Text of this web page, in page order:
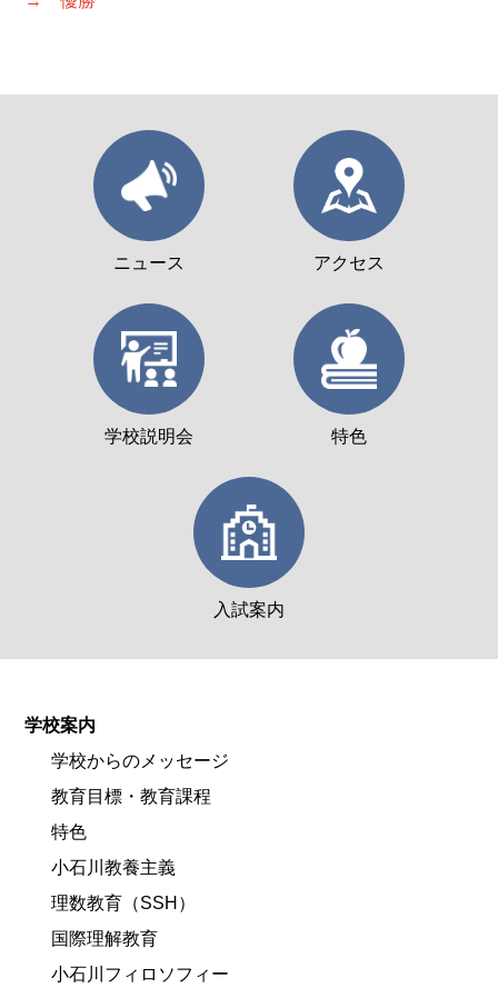
ニュース アクセス
学校説明会 特色
入試案内
学校案内
学校からのメッセージ
教育目標・教育課程
特色
小石川教養主義
理数教育（SSH）
国際理解教育
小石川フィロソフィー